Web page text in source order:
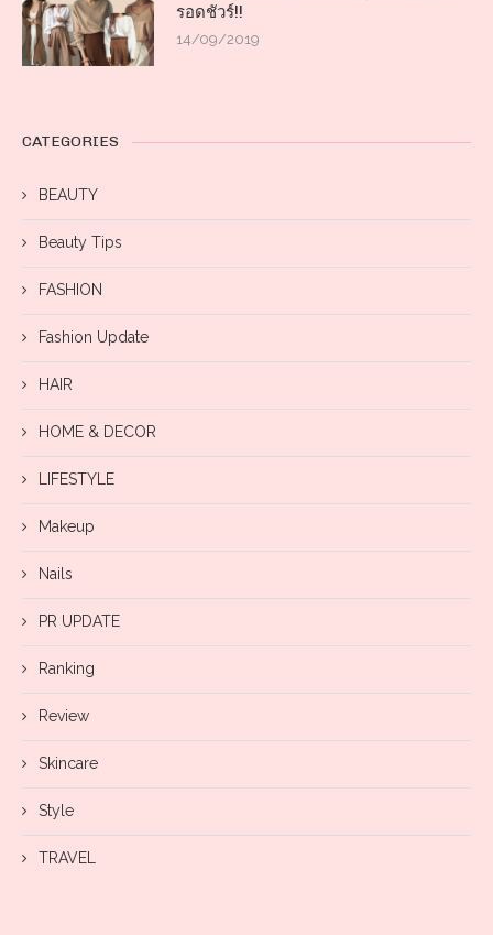
รอดชัวร์!!
14/09/2019
CATEGORIES
BEAUTY
Beauty Tips
FASHION
Fashion Update
HAIR
HOME & DECOR
LIFESTYLE
Makeup
Nails
PR UPDATE
Ranking
Review
Skincare
Style
TRAVEL